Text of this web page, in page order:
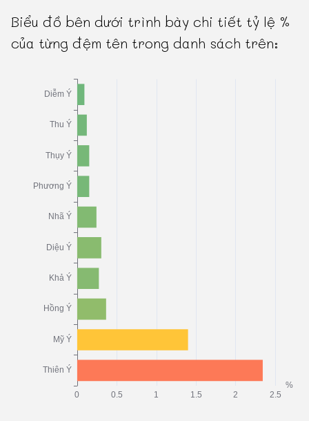
Biểu đồ bên dưới trình bày chi tiết tỷ lệ %
của từng đệm tên trong danh sách trên: